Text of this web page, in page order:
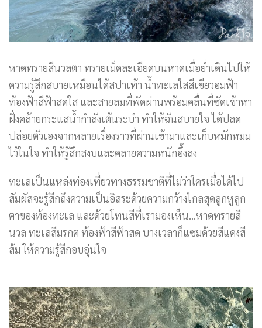
หาดทรายสีนวลตา ทรายเม็ดละเอียดบนหาดเมื่อย่ำเดินไปให้
ความรู้สึกสบายเหมือนได้สปาเท้า น้ำทะเลใสสีเขียวอมฟ้า
ท้องฟ้าสีฟ้าสดใส และสายลมที่พัดผ่านพร้อมคลื่นที่ซัดเข้าหา
ฝั่งคล้ายกระแสน้ำกำลังเต้นระบำ ทำให้ฉันสบายใจ ได้ปลด
ปล่อยตัวเองจากหลายเรื่องราวที่ผ่านเข้ามาและเก็บหมักหมม
ไว้ในใจ ทำให้รู้สึกสงบและคลายความหนักอึ้งลง
ทะเลเป็นแหล่งท่องเที่ยวทางธรรมชาติที่ไม่ว่าใครเมื่อได้ไป
สัมผัสจะรู้สึกถึงความเป็นอิสระด้วยความกว้างไกลสุดลูกหูลูก
ตาของท้องทะเล และด้วยโทนสีที่เรามองเห็น…หาดทรายสี
นวล ทะเลสีมรกต ท้องฟ้าสีฟ้าสด บางเวลาก็แซมด้วยสีแดงสี
ส้ม ให้ความรู้สึกอบอุ่นใจ